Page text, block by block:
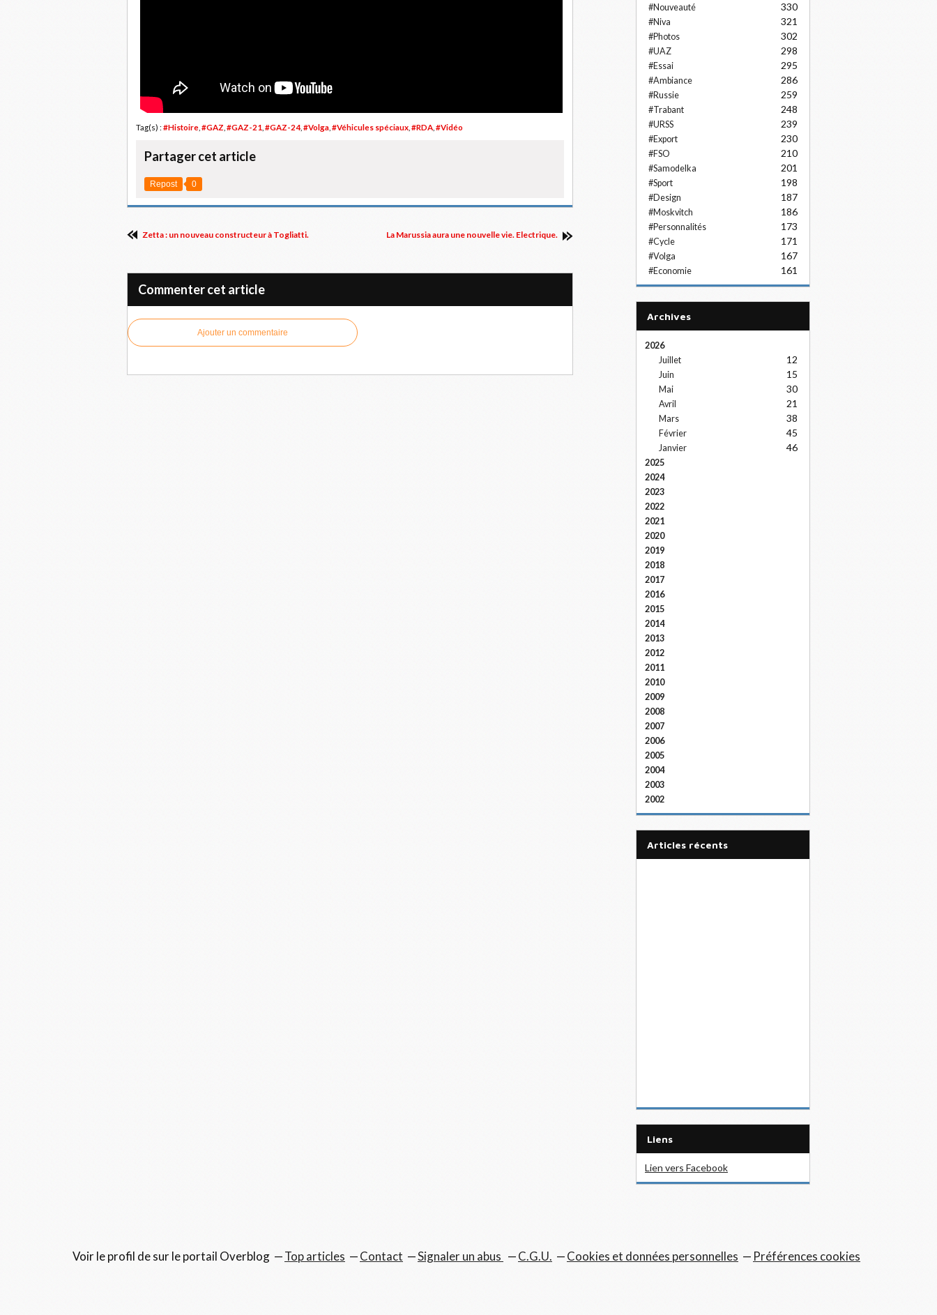
Tag(s) : #Histoire #GAZ #GAZ-21 #GAZ-24, #Volga #Véhicules spéciaux #RDA #Vidéo
Partager cet article
Repost 0
Zetta : un nouveau constructeur à Togliatti. La Marussia aura une nouvelle vie. Electrique.
Commenter cet article
Ajouter un commentaire
#Nouveauté 330
#Niva 321
#Photos 302
#UAZ 298
#Essai 295
#Ambiance 286
#Russie 259
#Trabant 248
#URSS 239
#Export 230
#FSO 210
#Samodelka 201
#Sport 198
#Design 187
#Moskvitch 186
#Personnalités 173
#Cycle 171
#Volga 167
#Economie 161
Archives
2026
Juillet
12
Juin 15
Mai 30
Avril 21
Mars 38
Février 45
Janvier 46
2025
2024
2023
2022
2021
2020
2019
2018
2017
2016
2015
2014
2013
2012
2011
2010
2009
2008
2007
2006
2005
2004
2003
2002
articles récents
Liens
Lien vers Facebook
Voir le profil desur le portail Overblog Top articles Contact Signaler un abus C.G.U. Cookies et données personnelles Préférences cookies